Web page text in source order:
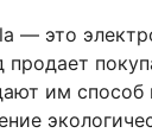
— это
им способ